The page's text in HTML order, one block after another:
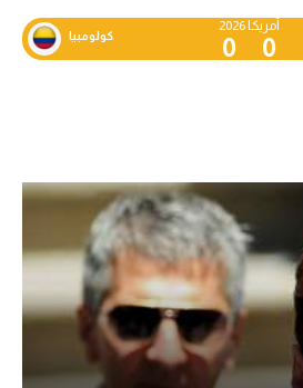
0
أمريكا 2026
0 كولومبيا